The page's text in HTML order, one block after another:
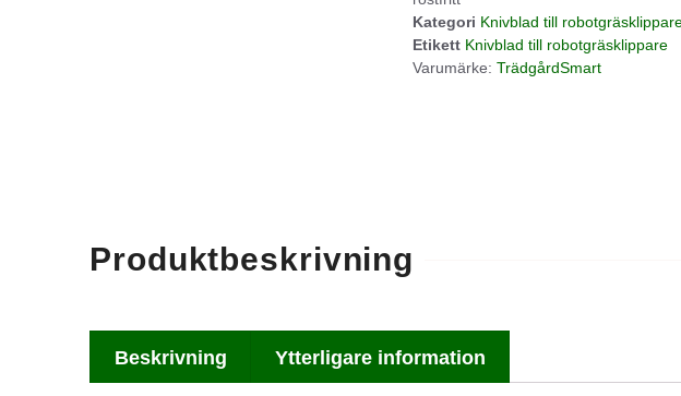
Kategori Knivblad till
Etikett Knivblad till robotgräsklippare
Varumärke:TrädgårdSmart
Produktbeskrivning
Beskrivning Ytterligare information